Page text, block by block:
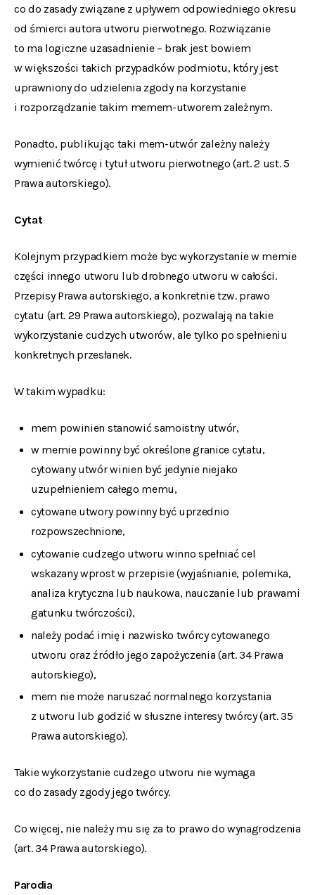
co do zasady związane z upływem odpowiedniego okresu
od śmierci autora utworu pierwotnego. Rozwiązanie
to ma logiczne uzasadnienie – brak jest bowiem
w większości takich przypadków podmiotu, który jest
uprawniony do udzielenia zgody na korzystanie
i rozporządzanie takim memem-utworem zależnym.
Ponadto, publikując taki mem-utwór zależny należy
wymienić twórcę i tytuł utworu pierwotnego (art. 2 ust. 5
Prawa autorskiego).
Cytat
Kolejnym przypadkiem może byc wykorzystanie w memie
części innego utworu lub drobnego utworu w całości.
Przepisy Prawa autorskiego, a konkretnie tzw. prawo
cytatu (art. 29 Prawa autorskiego), pozwalają na takie
wykorzystanie cudzych utworów, ale tylko po spełnieniu
konkretnych przesłanek.
W takim wypadku:
mem powinien stanowić samoistny utwór,
w memie powinny być określone granice cytatu,
cytowany utwór winien być jedynie niejako
uzupełnieniem całego memu,
cytowane utwory powinny być uprzednio
rozpowszechnione,
cytowanie cudzego utworu winno spełniać cel
wskazany wprost w przepisie (wyjaśnianie, polemika,
analiza krytyczna lub naukowa, nauczanie lub prawami
gatunku twórczości),
należy podać imię i nazwisko twórcy cytowanego
utworu oraz źródło jego zapożyczenia (art. 34 Prawa
autorskiego),
mem nie może naruszać normalnego korzystania
z utworu lub godzić w słuszne interesy twórcy (art. 35
Prawa autorskiego).
Takie wykorzystanie cudzego utworu nie wymaga
co do zasady zgody jego twórcy.
Co więcej, nie należy mu się za to prawo do wynagrodzenia
(art. 34 Prawa autorskiego).
Parodia